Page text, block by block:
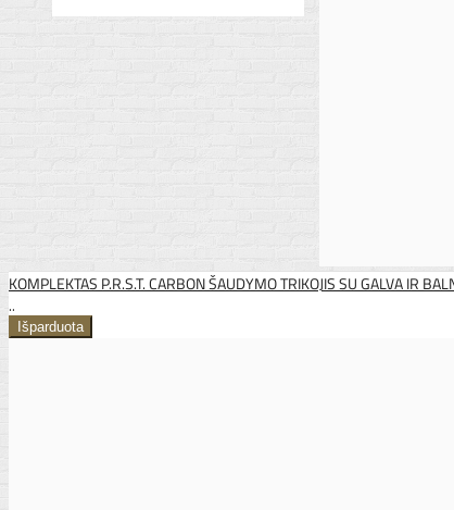
KOMPLEKTAS P.R.S.T. CARBON ŠAUDYMO TRIKOJIS SU GALVA IR
..